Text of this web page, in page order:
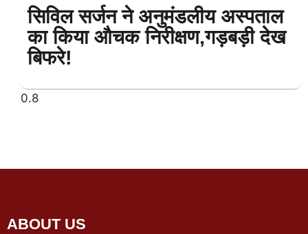
सिविल सर्जन ने अनुमंडलीय अस्पताल
का किया औचक निरीक्षण,गड़बड़ी देख
बिफरे!
ABOUT US